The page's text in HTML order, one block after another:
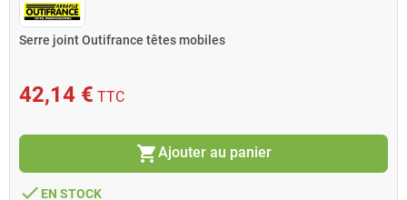
Serre joint Outifrance têtes mobiles
42,14 € TTC
shopping_cartAjouter au panier
done EN STOCK